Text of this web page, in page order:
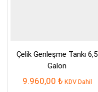
Çelik Genleşme Tankı 6,5
Galon
9.960,00 ₺ KDV Dahil